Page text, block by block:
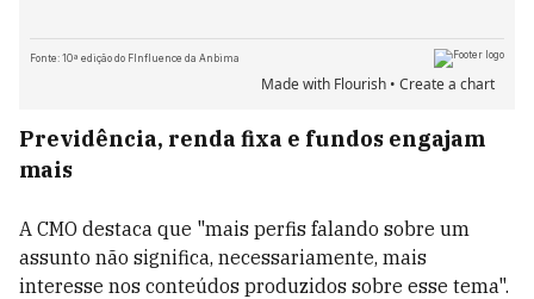
Previdência, renda fixa e fundos engajam
mais
A CMO destaca que "mais perfis falando sobre um
assunto não significa, necessariamente, mais
interesse nos conteúdos produzidos sobre esse tema".